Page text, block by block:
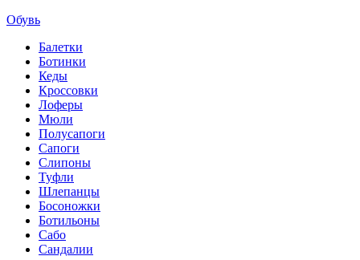
Обувь
Балетки
Ботинки
Кеды
Кроссовки
Лоферы
Мюли
Полусапоги
Сапоги
Слипоны
Туфли
Шлепанцы
Босоножки
Ботильоны
Сабо
Сандалии